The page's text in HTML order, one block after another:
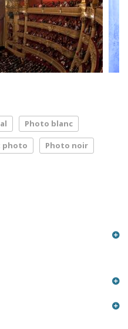
Photo blanc
photo Photo noir